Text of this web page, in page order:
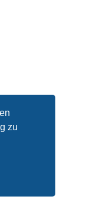
zu